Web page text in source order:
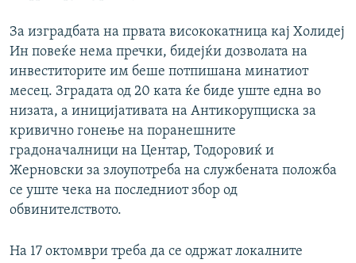
За изградбата на првата висококатница кај Холидеј
Ин повеќе нема пречки, бидејќи дозволата на
инвеститорите им беше потпишана минатиот
месец. Зградата од 20 ката ќе биде уште една во
низата, а иницијативата на Антикорупциска за
кривично гонење на поранешните
градоначалници на Центар, Тодоровиќ и
Жерновски за злоупотреба на службената положба
се уште чека на последниот збор од
обвинителството.
На 17 октомври треба да се одржат локалните